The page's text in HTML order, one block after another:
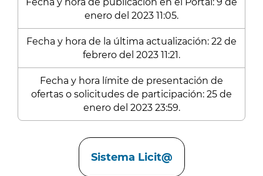
enero del 2023 11:05.
Fecha y hora de la última actualización: 22 de
febrero del 2023 11:21.
Fecha y hora límite de presentación de
ofertas o solicitudes de participación: 25 de
enero del 2023 23:59.
Sistema Licit@